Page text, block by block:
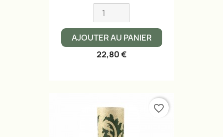
AJOUTER AU PANIER
22,80 €
favorite_border